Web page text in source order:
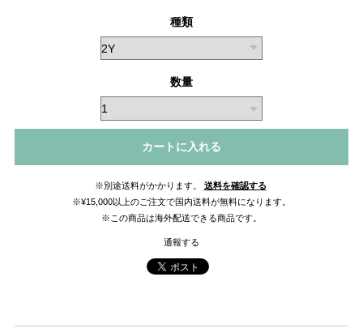
種類
数量
カートに入れる
※別途送料がかかります。
送料を確認する
※¥15,000以上のご注文で国内送料が無料になります。
※この商品は海外配送できる商品です。
通報する